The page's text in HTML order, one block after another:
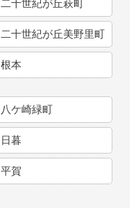
二十世紀が丘萩町
二十世紀が丘美野里町
根本
八ケ崎緑町
日暮
平賀